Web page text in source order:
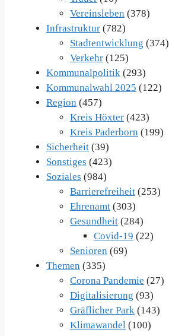
Vereinsleben (378)
Infrastruktur (782)
Stadtentwicklung (374)
Verkehr (125)
Kommunalpolitik (293)
Kommunalwahl 2025 (122)
Region (457)
Kreis Höxter (423)
Kreis Paderborn (199)
Sicherheit (39)
Sonstiges (423)
Soziales (984)
Barrierefreiheit (253)
Ehrenamt (303)
Gesundheit (284)
Covid-19 (22)
Senioren (69)
Themen (335)
Corona Pandemie (27)
Digitalisierung (93)
Gräflicher Park (143)
Klimawandel (100)